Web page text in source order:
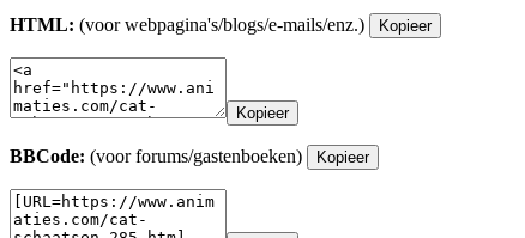
HTML: (voor webpagina's/blogs/e-mails/enz.) Kopieer
Kopieer
BBCode: (voor forums/gastenboeken) Kopieer